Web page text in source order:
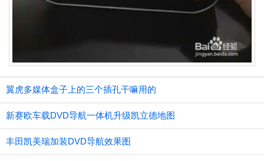
翼虎多媒体盒子上的三个插孔干嘛用的
新赛欧车载DVD导航一体机升级凯立德地图
丰田凯美瑞加装DVD导航效果图